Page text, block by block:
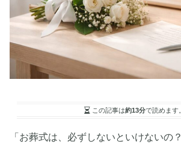
この記事は約13分で読めます。
「お葬式は、必ずしないといけないの？